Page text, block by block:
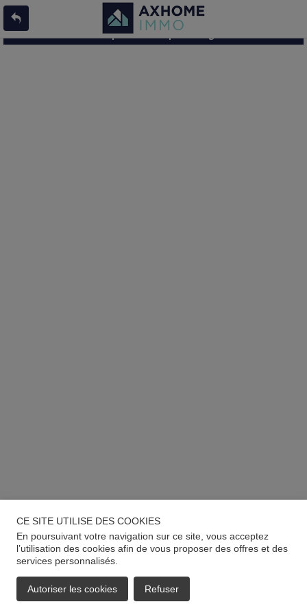
L'offre 9006622 n'existe pas ou n'est plus en ligne
CE SITE UTILISE DES COOKIES
En poursuivant votre navigation sur ce site, vous acceptez
l’utilisation des cookies afin de vous proposer des offres et des
services personnalisés.
Autoriser les cookies Refuser